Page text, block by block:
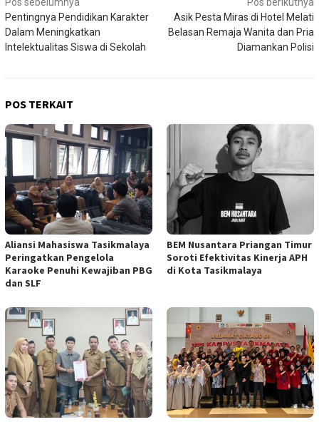
pos
Pentingnya Pendidikan Karakter
Dalam Meningkatkan
Intelektualitas Siswa di Sekolah
Asik Pesta Miras di Hotel Melati
Belasan Remaja Wanita dan Pria
Diamankan Polisi
POS TERKAIT
Aliansi Mahasiswa Tasikmalaya
Peringatkan Pengelola
Karaoke Penuhi Kewajiban PBG
dan SLF
BEM Nusantara Priangan Timur
Soroti Efektivitas Kinerja APH
di Kota Tasikmalaya